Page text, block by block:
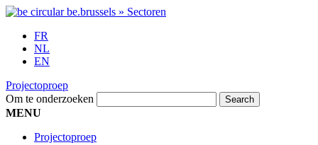
FR
NL
EN
Projectoproep
Om te onderzoeken
MENU
Projectoproep